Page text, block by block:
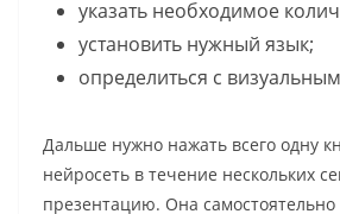
указать необходимое
установить нужный язык;
определиться с
Дальше нужно нажать всего одну
нейросеть в течение нескольких
презентацию. Она самостоятельно